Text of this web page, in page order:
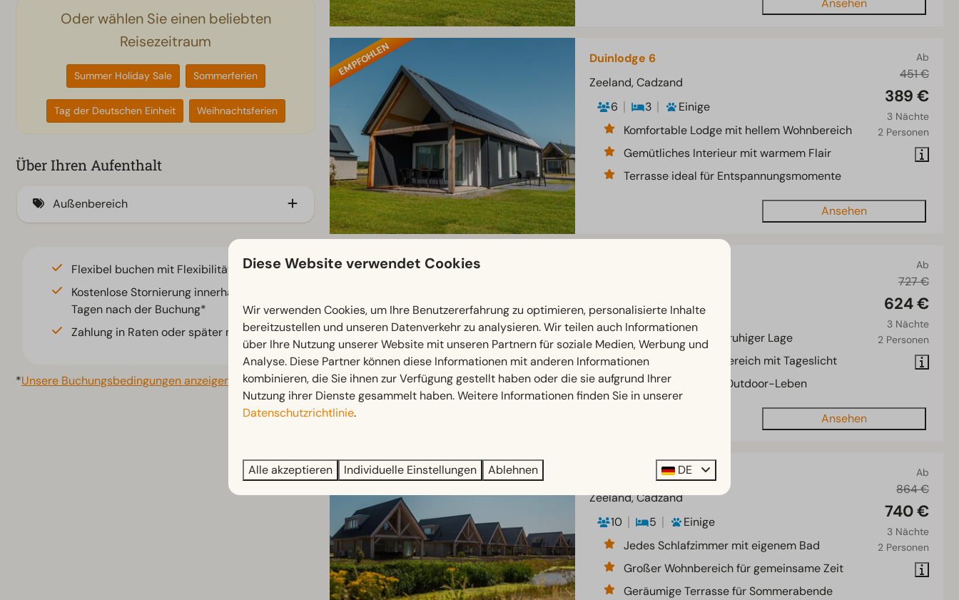
Oder wählen Sie einen beliebten
Reisezeitraum
Summer Holiday Sale Sommerferien
Tag der Deutschen Einheit Weihnachtsferien
Über Ihren Aufenthalt
Außenbereich
Flexibel buchen mit Flexibilitätsgarantie*
Kostenlose Stornierung innerhalb von 14
Tagen nach der Buchung*
Zahlung in Raten oder später möglich*
*Unsere Buchungsbedingungen anzeigen
Ansehen
EMPFOHLEN Ab
451 €
389 €
3 Nächte
2 Personen
Duinlodge 6
Zeeland, Cadzand
6
3
Einige
Komfortable Lodge mit hellem Wohnbereich
Gemütliches Interieur mit warmem Flair
Terrasse ideal für Entspannungsmomente
Ansehen
Ab
727 €
624 €
3 Nächte
2 Personen
8
4
Einige
Komfortable Villa in ruhiger Lage
Großzügiger Wohnbereich mit Tageslicht
Große Terrasse für Outdoor-Leben
Ansehen
Ab
864 €
740 €
3 Nächte
2 Personen
Zeeland, Cadzand
10
5
Einige
Jedes Schlafzimmer mit eigenem Bad
Großer Wohnbereich für gemeinsame Zeit
Geräumige Terrasse für Sommerabende
Diese Website verwendet Cookies
Wir verwenden Cookies, um Ihre Benutzererfahrung zu optimieren, personalisierte Inhalte
bereitzustellen und unseren Datenverkehr zu analysieren. Wir teilen auch Informationen
über Ihre Nutzung unserer Website mit unseren Partnern für soziale Medien, Werbung und
Analyse. Diese Partner können diese Informationen mit anderen Informationen
kombinieren, die Sie ihnen zur Verfügung gestellt haben oder die sie aufgrund Ihrer
Nutzung ihrer Dienste gesammelt haben. Weitere Informationen finden Sie in unserer
Datenschutzrichtlinie.
Alle akzeptieren Individuelle Einstellungen Ablehnen DE